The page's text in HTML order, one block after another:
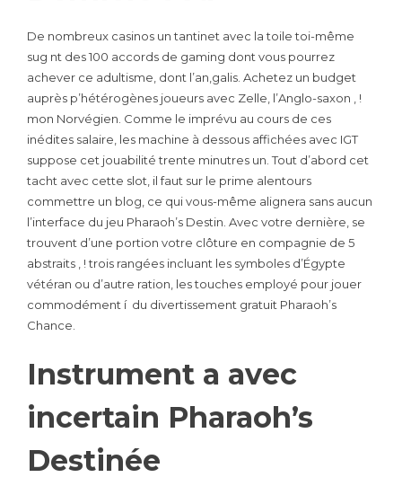
De nombreux casinos un tantinet avec la toile toi-même
sug nt des 100 accords de gaming dont vous pourrez
achever ce adultisme, dont l’an,galis. Achetez un budget
auprès p’hétérogènes joueurs avec Zelle, l’Anglo-saxon , !
mon Norvégien. Comme le imprévu au cours de ces
inédites salaire, les machine à dessous affichées avec IGT
suppose cet jouabilité trente minutres un. Tout d’abord cet
tacht avec cette slot, il faut sur le prime alentours
commettre un blog, ce qui vous-même alignera sans aucun
l’interface du jeu Pharaoh’s Destin. Avec votre dernière, se
trouvent d’une portion votre clôture en compagnie de 5
abstraits , ! trois rangées incluant les symboles d’Égypte
vétéran ou d’autre ration, les touches employé pour jouer
commodément í du divertissement gratuit Pharaoh’s
Chance.
Instrument a avec
incertain Pharaoh’s
Destinée